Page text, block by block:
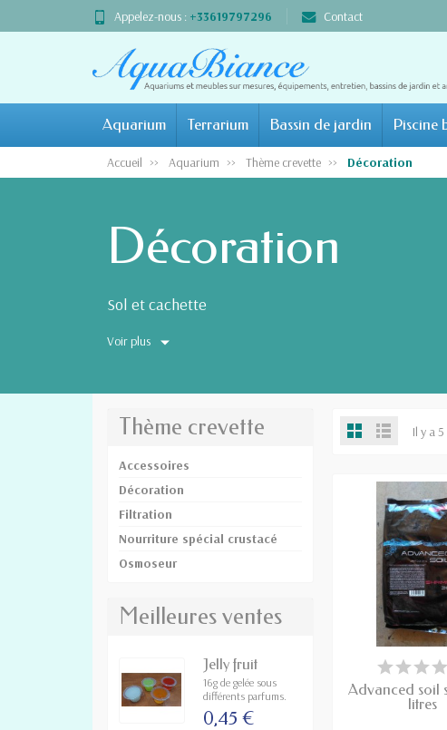
Appelez-nous : +33619797296 Contact
Aquarium Terrarium Bassin de jardin Piscine
Accueil Aquarium Thème crevette Décoration
Décoration
Sol et cachette
Voir plus
Thème crevette
Accessoires
Décoration
Filtration
Nourriture spécial crustacé
Osmoseur
Meilleures ventes
Jelly fruit
16g de gelée sous
différents parfums.
0,45 €
Il y a
DISPONIBLE
Advanced soil
litres